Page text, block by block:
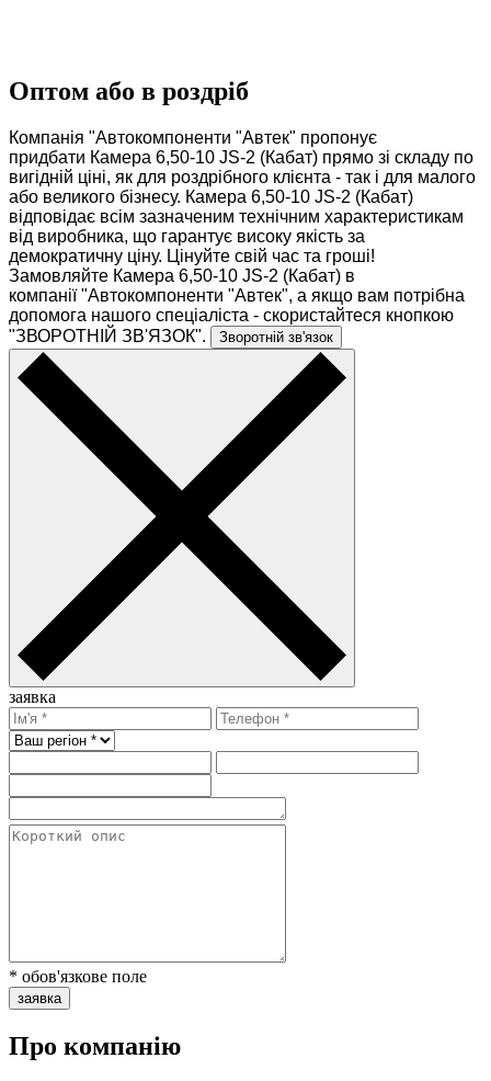
Оптом або в роздріб
Компанія "Автокомпоненти "Автек" пропонує
придбати Камера 6,50-10 JS-2 (Кабат) прямо зі складу по
вигідній ціні, як для роздрібного клієнта - так і для малого
або великого бізнесу. Камера 6,50-10 JS-2 (Кабат)
відповідає всім зазначеним технічним характеристикам
від виробника, що гарантує високу якість за
демократичну ціну. Цінуйте свій час та гроші!
Замовляйте Камера 6,50-10 JS-2 (Кабат) в
компанії "Автокомпоненти "Автек", а якщо вам потрібна
допомога нашого спеціаліста - скористайтеся кнопкою
"ЗВОРОТНІЙ ЗВ'ЯЗОК".
Зворотній зв'язок
заявка
* обов'язкове поле
заявка
Про компанію